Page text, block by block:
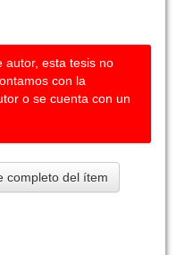
autor, esta tesis no
con la
o se cuenta con un
completo del ítem